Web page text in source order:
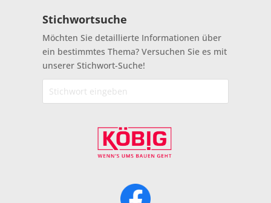
Stichwortsuche
Möchten Sie detaillierte Informationen über
ein bestimmtes Thema? Versuchen Sie es mit
unserer Stichwort-Suche!